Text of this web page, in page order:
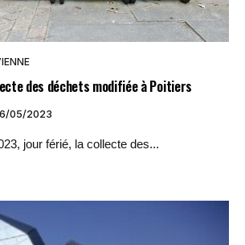
des déchets modifiée à Poitiers
05/2023
jour férié, la collecte des...